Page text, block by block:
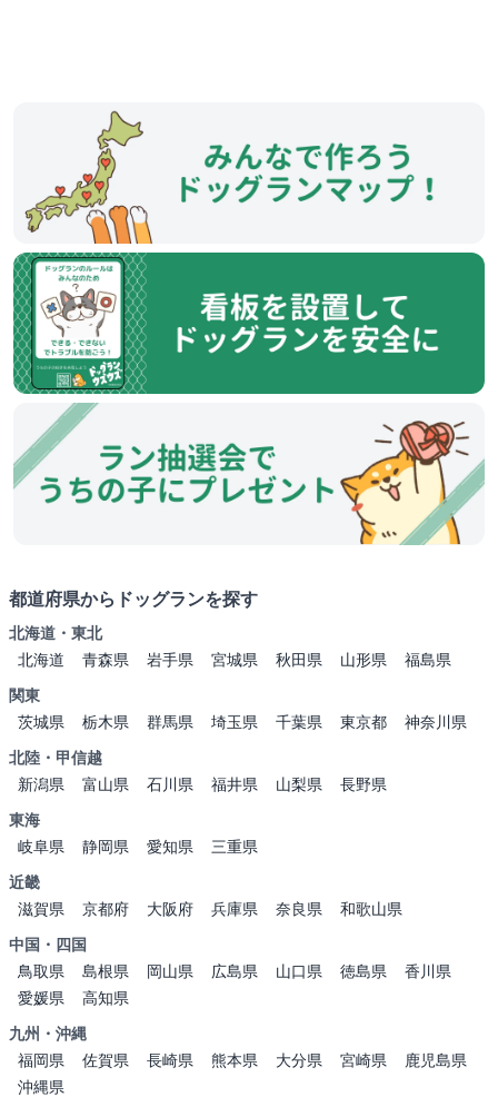
都道府県からドッグランを探す
北海道・東北
北海道
青森県 岩手県 宮城県 秋田県 山形県
福島県
関東
茨城県
栃木県 群馬県 埼玉県 千葉県 東京都
神奈川県
北陸・甲信越
新潟県
富山県 石川県 福井県 山梨県
長野県
東海
岐阜県
静岡県 愛知県
三重県
近畿
滋賀県
京都府 大阪府 兵庫県 奈良県
和歌山県
中国・四国
鳥取県
島根県 岡山県 広島県 山口県 徳島県
香川県
愛媛県
高知県
九州・沖縄
福岡県
佐賀県 長崎県 熊本県 大分県 宮崎県
鹿児島県
沖縄県